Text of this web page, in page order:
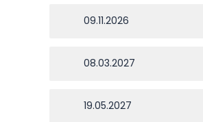
09.11.2026
08.03.2027
19.05.2027